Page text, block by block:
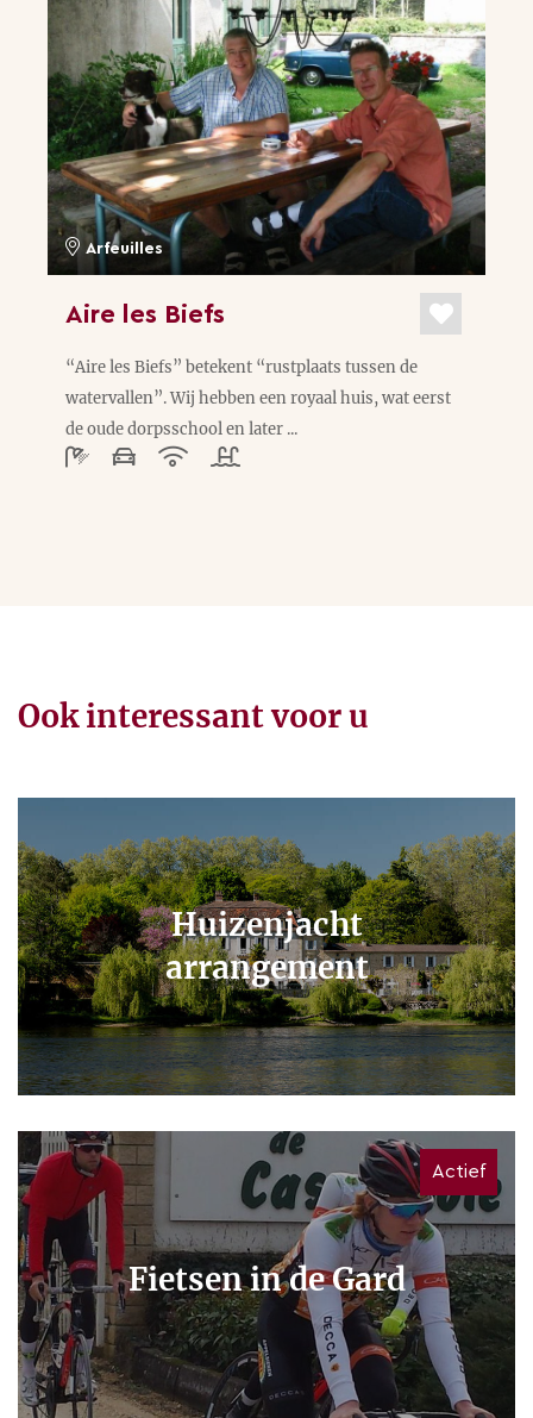
Arfeuilles
Aire les Biefs
“Aire les Biefs” betekent “rustplaats tussen de
watervallen”. Wij hebben een royaal huis, wat eerst
de oude dorpsschool en later ...
Ook interessant voor u
Huizenjacht
arrangement
Actief
Fietsen in de Gard